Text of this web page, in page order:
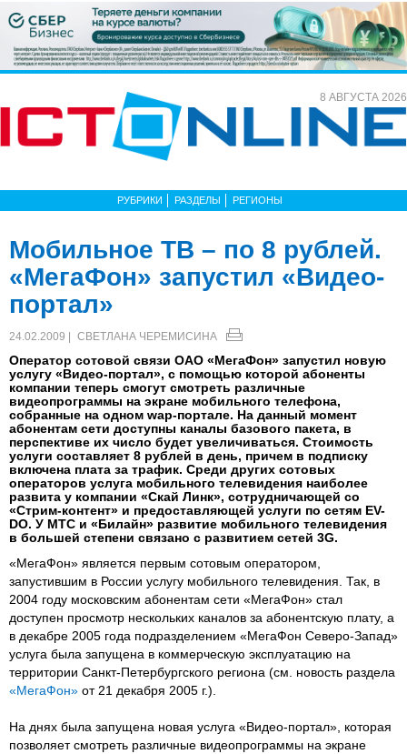
8 АВГУСТА 2026
РУБРИКИ РАЗДЕЛЫ РЕГИОНЫ
Мобильное ТВ – по 8 рублей.
«МегаФон» запустил «Видео-
портал»
24.02.2009 | СВЕТЛАНА ЧЕРЕМИСИНА
Оператор сотовой связи ОАО «МегаФон» запустил новую
услугу «Видео-портал», с помощью которой абоненты
компании теперь смогут смотреть различные
видеопрограммы на экране мобильного телефона,
собранные на одном wap-портале. На данный момент
абонентам сети доступны каналы базового пакета, в
перспективе их число будет увеличиваться. Стоимость
услуги составляет 8 рублей в день, причем в подписку
включена плата за трафик. Среди других сотовых
операторов услуга мобильного телевидения наиболее
развита у компании «Скай Линк», сотрудничающей со
«Стрим-контент» и предоставляющей услуги по сетям EV-
DO. У МТС и «Билайн» развитие мобильного телевидения
в большей степени связано с развитием сетей 3G.
«МегаФон» является первым сотовым оператором,
запустившим в России услугу мобильного телевидения. Так, в
2004 году московским абонентам сети «МегаФон» стал
доступен просмотр нескольких каналов за абонентскую плату, а
в декабре 2005 года подразделением «МегаФон Северо-Запад»
услуга была запущена в коммерческую эксплуатацию на
территории Санкт-Петербургского региона (см. новость раздела
«МегаФон» от 21 декабря 2005 г.).
На днях была запущена новая услуга «Видео-портал», которая
позволяет смотреть различные видеопрограммы на экране